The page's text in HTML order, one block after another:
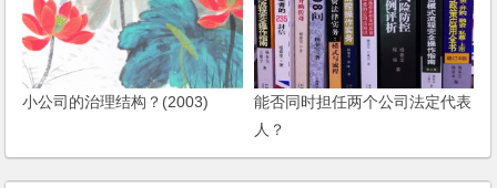
小公司的治理结构？(2003)
能否同时担任两个公司法定代表
人？